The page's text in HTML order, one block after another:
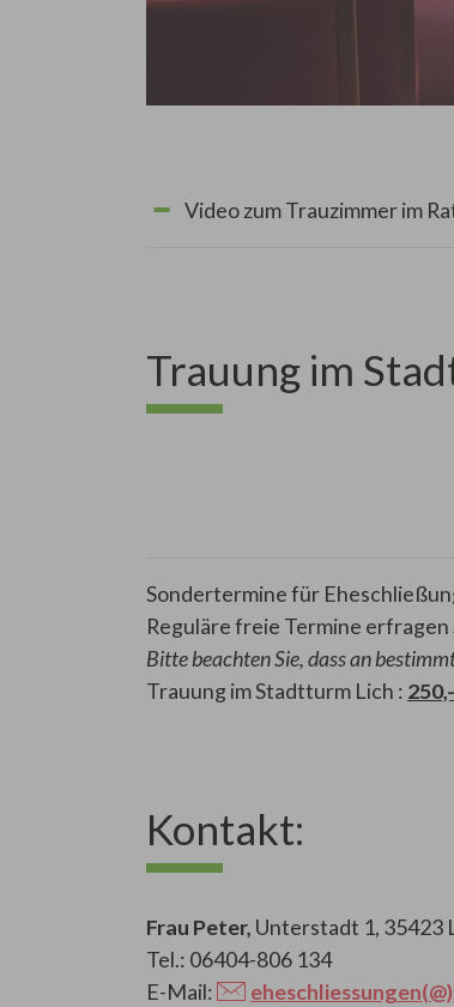
Video zum Trauzimmer im
Trauung im
Sondertermine für
Reguläre freie Termine
Bitte beachten Sie, dass an
Trauung im Stadtturm Lich :
Kontakt:
Frau Peter, Unterstadt 1, 35423
Tel.: 06404-806 134
E-Mail: